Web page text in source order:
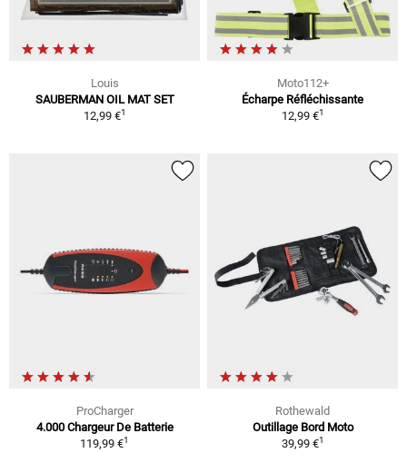
Louis
SAUBERMAN OIL MAT SET
12,99 €1
Moto112+
Écharpe Réfléchissante
12,99 €1
ProCharger
4.000 Chargeur De Batterie
119,99 €1
Rothewald
Outillage Bord Moto
39,99 €1